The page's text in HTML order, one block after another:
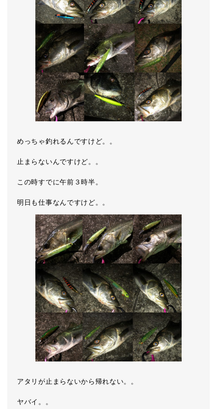
めっちゃ釣れるんですけど。。
止まらないんですけど。。
この時すでに午前３時半。
明日も仕事なんですけど。。
アタリが止まらないから帰れない。。
ヤバイ。。